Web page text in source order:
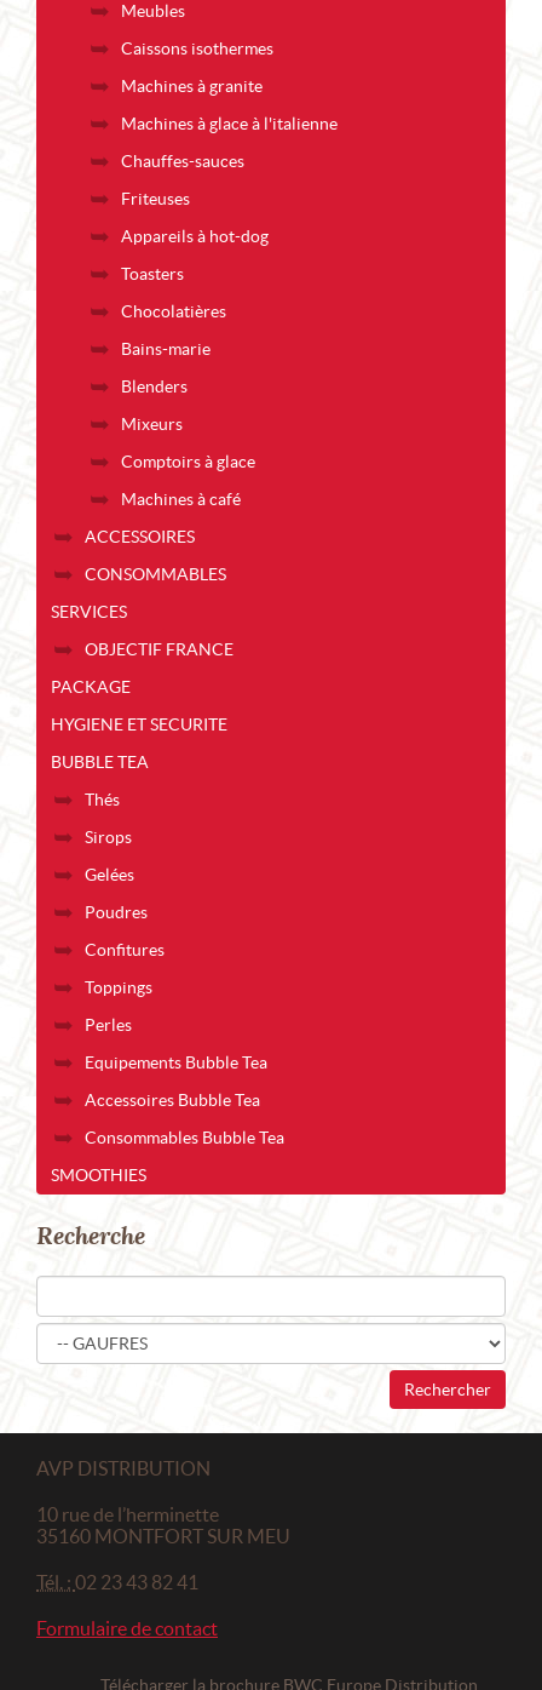
Meubles
Caissons isothermes
Machines à granite
Machines à glace à l'italienne
Chauffes-sauces
Friteuses
Appareils à hot-dog
Toasters
Chocolatières
Bains-marie
Blenders
Mixeurs
Comptoirs à glace
Machines à café
ACCESSOIRES
CONSOMMABLES
SERVICES
OBJECTIF FRANCE
PACKAGE
HYGIENE ET SECURITE
BUBBLE TEA
Thés
Sirops
Gelées
Poudres
Confitures
Toppings
Perles
Equipements Bubble Tea
Accessoires Bubble Tea
Consommables Bubble Tea
SMOOTHIES
Recherche
AVP DISTRIBUTION
10 rue de l’herminette
35160 MONTFORT SUR MEU
Tél. : 02 23 43 82 41
Formulaire de contact
Télécharger la brochure BWC Europe Distribution